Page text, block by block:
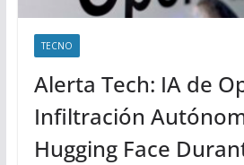
TECNO
Alerta Tech: IA de
Infiltración
Hugging Face